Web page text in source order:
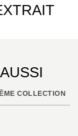
COLLECTION